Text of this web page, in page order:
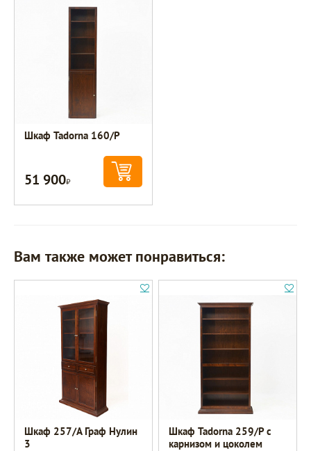
Шкаф Tadorna 160/Р
51 900Р
Вам также может понравиться:
Шкаф 257/А Граф Нулин
3
Шкаф Tadorna 259/Р с
карнизом и цоколем